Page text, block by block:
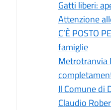
Gatti liberi:
Attenzione
C’È POSTO
famiglie
Metrotranvia
Il Comune di
Claudio